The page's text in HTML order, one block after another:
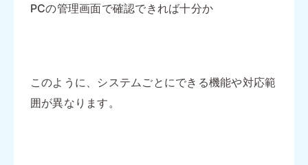
PCの管理画面で確認できれば十分か
このように、システムごとにできる機能や対応範
囲が異なります。